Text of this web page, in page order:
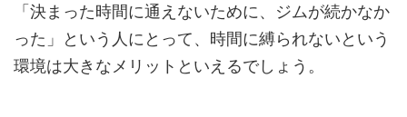
「決まった時間に通えないために、ジムが続かなか
った」という人にとって、時間に縛られないという
環境は大きなメリットといえるでしょう。